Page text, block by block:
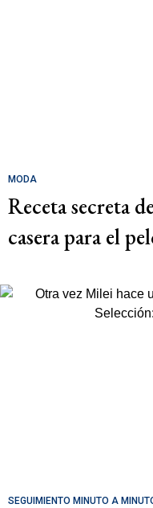
MODA
Receta secreta
casera para el
SEGUIMIENTO MINUTO A